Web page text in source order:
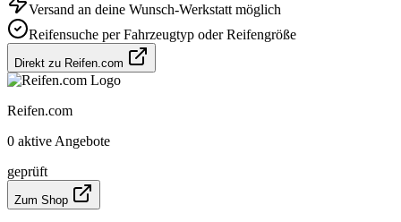
Versand an deine Wunsch-Werkstatt möglich
Reifensuche per Fahrzeugtyp oder Reifengröße
Direkt zu Reifen.com
Reifen.com
0 aktive Angebote
geprüft
Zum Shop